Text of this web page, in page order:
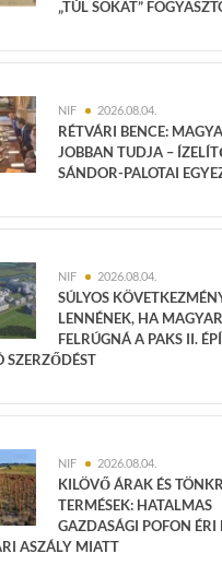
„TÚL SOKAT”
NIF 2026.08.04.
RÉTVÁRI BENCE:
JOBBAN TUDJA –
SÁNDOR-PALOTAI
NIF 2026.08.04.
SÚLYOS
LENNÉNEK, HA
FELRÚGNÁ A PAKS II.
SZERZŐDÉST
NIF 2026.08.04.
KILÖVŐ ÁRAK ÉS
TERMÉSEK: HATALMAS
GAZDASÁGI POFON ÉRI
ASZÁLY MIATT